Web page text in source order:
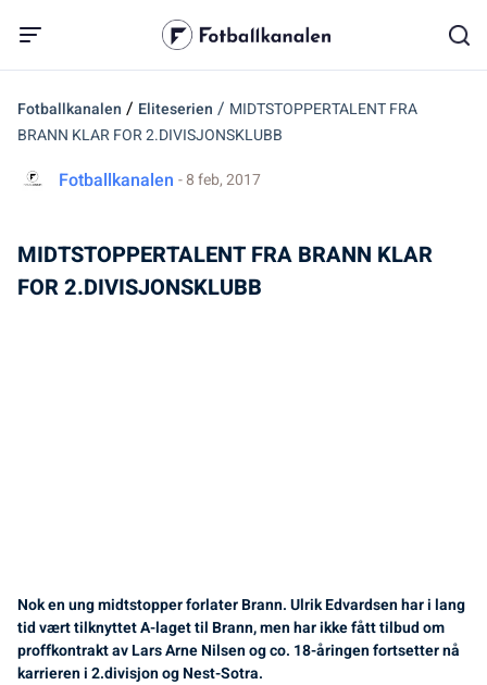
Fotballkanalen / Eliteserien / MIDTSTOPPERTALENT FRA
BRANN KLAR FOR 2.DIVISJONSKLUBB
Fotballkanalen - 8 feb, 2017
MIDTSTOPPERTALENT FRA BRANN KLAR
FOR 2.DIVISJONSKLUBB
Nok en ung midtstopper forlater Brann. Ulrik Edvardsen har i lang
tid vært tilknyttet A-laget til Brann, men har ikke fått tilbud om
proffkontrakt av Lars Arne Nilsen og co. 18-åringen fortsetter nå
karrieren i 2.divisjon og Nest-Sotra.